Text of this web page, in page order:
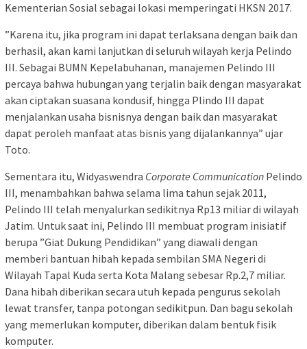
Kementerian Sosial sebagai lokasi memperingati HKSN 2017.
”Karena itu, jika program ini dapat terlaksana dengan baik dan
berhasil, akan kami lanjutkan di seluruh wilayah kerja Pelindo
III. Sebagai BUMN Kepelabuhanan, manajemen Pelindo III
percaya bahwa hubungan yang terjalin baik dengan masyarakat
akan ciptakan suasana kondusif, hingga Plindo III dapat
menjalankan usaha bisnisnya dengan baik dan masyarakat
dapat peroleh manfaat atas bisnis yang dijalankannya” ujar
Toto.
Sementara itu, Widyaswendra Corporate Communication Pelindo
III, menambahkan bahwa selama lima tahun sejak 2011,
Pelindo III telah menyalurkan sedikitnya Rp13 miliar di wilayah
Jatim. Untuk saat ini, Pelindo III membuat program inisiatif
berupa ”Giat Dukung Pendidikan” yang diawali dengan
memberi bantuan hibah kepada sembilan SMA Negeri di
Wilayah Tapal Kuda serta Kota Malang sebesar Rp.2,7 miliar.
Dana hibah diberikan secara utuh kepada pengurus sekolah
lewat transfer, tanpa potongan sedikitpun. Dan bagu sekolah
yang memerlukan komputer, diberikan dalam bentuk fisik
komputer.